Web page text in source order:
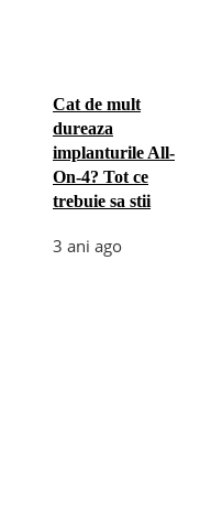
Cat de mult
dureaza
implanturile All-
On-4? Tot ce
trebuie sa stii
3 ani ago